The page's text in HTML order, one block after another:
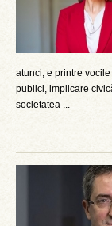
atunci, e printre
publici, implicare
societatea ...